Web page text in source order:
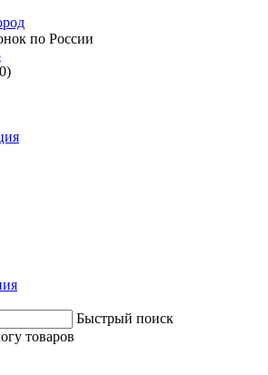
по России
Быстрый поиск
товаров